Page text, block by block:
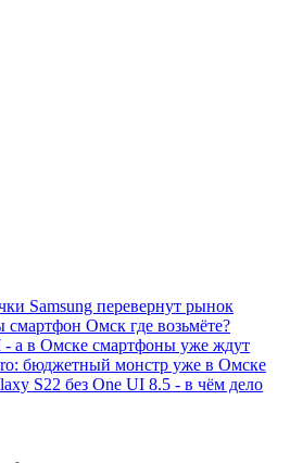
Samsung перевернут рынок
смартфон Омск где возьмёте?
- а в Омске смартфоны уже ждут
бюджетный монстр уже в Омске
S22 без One UI 8.5 - в чём дело